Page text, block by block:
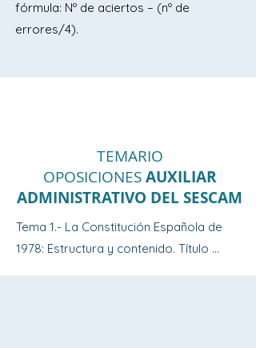
fórmula: Nº de aciertos – (nº de
errores/4).
TEMARIO
OPOSICIONESAUXILIAR
ADMINISTRATIVO DEL SESCAM
Tema 1.- La Constitución Española de
1978: Estructura y contenido. Título